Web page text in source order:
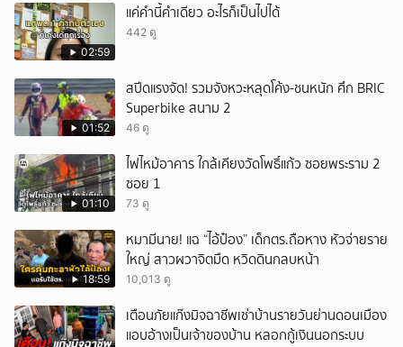
02:59
แค่คำนี้คำเดียว อะไรก็เป็นไปได้
442 ดู
01:52
สปีดแรงจัด! รวมจังหวะหลุดโค้ง-ชนหนัก ศึก BRIC
Superbike สนาม 2
46 ดู
01:10
ไฟไหม้อาคาร ใกล้เคียงวัดโพธิ์แก้ว ซอยพระราม 2
ซอย 1
73 ดู
18:59
หมามีนาย! แฉ “ไอ้ป๋อง” เด็กตร.ถือหาง หัวจ่ายราย
ใหญ่ สาวผวาจิตมืด หวิดดินกลบหน้า
10,013 ดู
เตือนภัยแก๊งมิจฉาชีพเช่าบ้านรายวันย่านดอนเมือง
แอบอ้างเป็นเจ้าของบ้าน หลอกกู้เงินนอกระบบ